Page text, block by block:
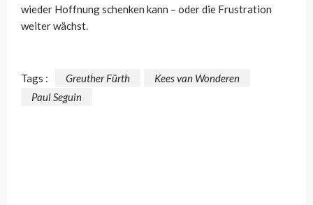
wieder Hoffnung schenken kann – oder die Frustration
weiter wächst.
Tags : Greuther Fürth
Kees van Wonderen
Paul Seguin